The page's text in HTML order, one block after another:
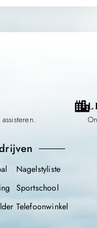
Nagelstyliste
Sportschool
Telefoonwinkel